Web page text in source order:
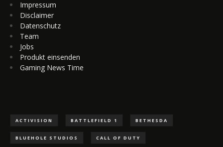
Impressum
Disclaimer
Datenschutz
Team
Jobs
Produkt einsenden
Gaming News Time
ACTIVISION BATTLEFIELD 1 BETHESDA
BLUEHOLE STUDIOS CALL OF DUTY